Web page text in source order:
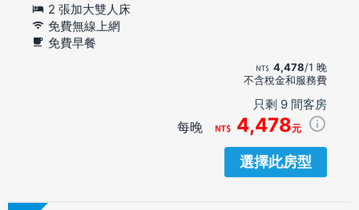
2 張加大雙人床
免費無線上網
免費早餐
4,478/1 晚
不含稅金和服務費
只剩 9 間客房
每晚 4,478元
選擇此房型